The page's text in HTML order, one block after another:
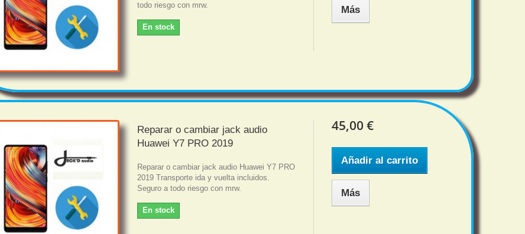
todo riesgo con mrw.
En stock
Más
Reparar o cambiar jack audio
Huawei Y7 PRO 2019
Reparar o cambiar jack audio Huawei Y7 PRO
2019 Transporte ida y vuelta incluidos.
Seguro a todo riesgo con mrw.
En stock
45,00 €
Añadir al carrito
Más